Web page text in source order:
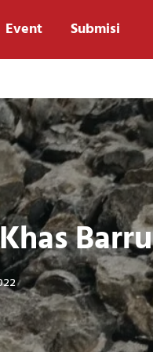
Event Submisi
Barru